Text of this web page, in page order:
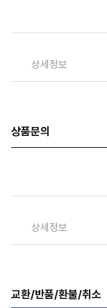
상세정보
상품문의
상세정보
교환/반품/환불/취소